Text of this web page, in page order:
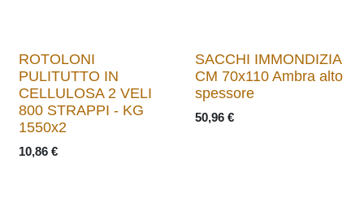
ROTOLONI
PULITUTTO IN
CELLULOSA 2 VELI
800 STRAPPI - KG
1550x2
10,86 €
SACCHI IMMONDIZIA
CM 70x110 Ambra alto
spessore
50,96€